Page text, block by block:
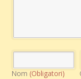
Nom (Obligatori)